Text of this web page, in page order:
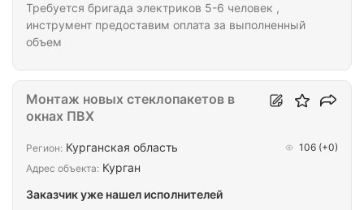
Требуется бригада электриков 5-6 человек ,
инструмент предоставим оплата за выполненный
объем
Монтаж новых стеклопакетов в
окнах ПВХ
Регион: Курганская область 106 (+0)
Адрес объекта: Курган
Заказчик уже нашел исполнителей